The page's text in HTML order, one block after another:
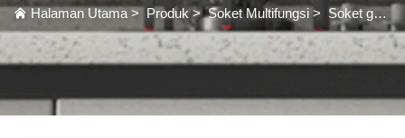
Halaman Utama > Produk>Soket Multifungsi > Soket geser